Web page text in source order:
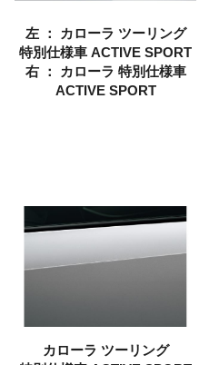
左 ： カローラ ツーリング
特別仕様車 ACTIVE SPORT
右 ： カローラ 特別仕様車
ACTIVE SPORT
カローラ ツーリング